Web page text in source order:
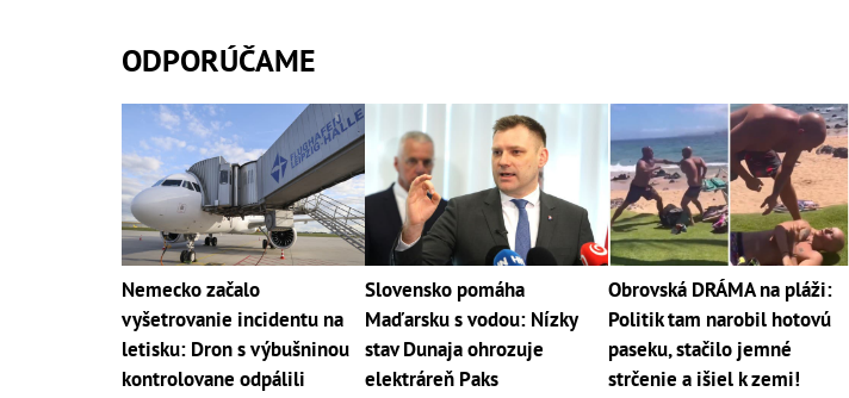
ODPORÚČAME
Nemecko začalo
vyšetrovanie incidentu na
letisku: Dron s výbušninou
kontrolovane odpálili
Slovensko pomáha
Maďarsku s vodou: Nízky
stav Dunaja ohrozuje
elektráreň Paks
Obrovská DRÁMA na pláži:
Politik tam narobil hotovú
paseku, stačilo jemné
strčenie a išiel k zemi!